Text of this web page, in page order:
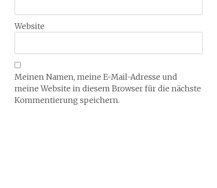
Website
Meinen Namen, meine E-Mail-Adresse und
meine Website in diesem Browser für die nächste
Kommentierung speichern.